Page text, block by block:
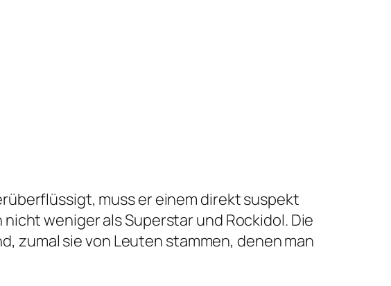
muss er einem direkt suspekt
weniger als Superstar und Rockidol. Die
zumal sie von Leuten stammen, denen man